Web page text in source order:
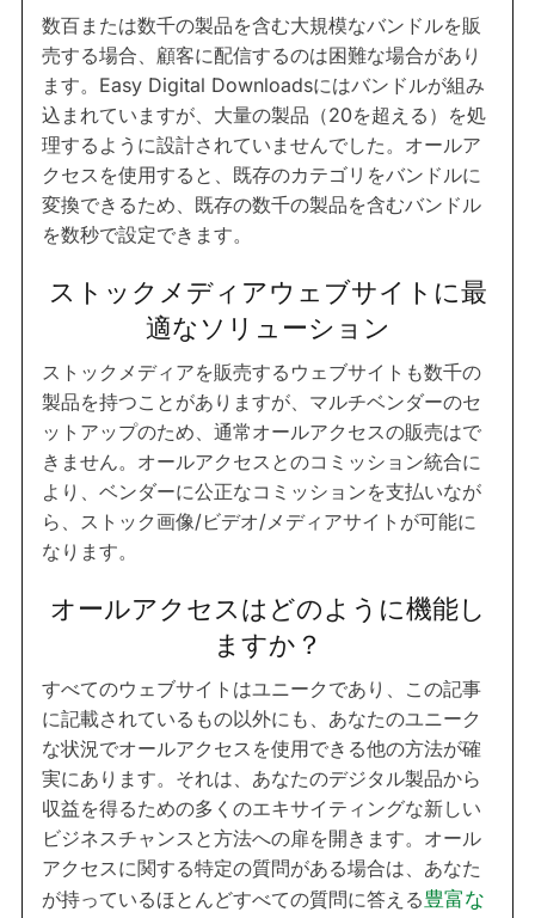
数百または数千の製品を含む大規模なバンドルを販
売する場合、顧客に配信するのは困難な場合があり
ます。Easy Digital Downloadsにはバンドルが組み
込まれていますが、大量の製品（20を超える）を処
理するように設計されていませんでした。オールア
クセスを使用すると、既存のカテゴリをバンドルに
変換できるため、既存の数千の製品を含むバンドル
を数秒で設定できます。
ストックメディアウェブサイトに最
適なソリューション
ストックメディアを販売するウェブサイトも数千の
製品を持つことがありますが、マルチベンダーのセ
ットアップのため、通常オールアクセスの販売はで
きません。オールアクセスとのコミッション統合に
より、ベンダーに公正なコミッションを支払いなが
ら、ストック画像/ビデオ/メディアサイトが可能に
なります。
オールアクセスはどのように機能し
ますか？
すべてのウェブサイトはユニークであり、この記事
に記載されているもの以外にも、あなたのユニーク
な状況でオールアクセスを使用できる他の方法が確
実にあります。それは、あなたのデジタル製品から
収益を得るための多くのエキサイティングな新しい
ビジネスチャンスと方法への扉を開きます。オール
アクセスに関する特定の質問がある場合は、あなた
が持っているほとんどすべての質問に答える豊富な